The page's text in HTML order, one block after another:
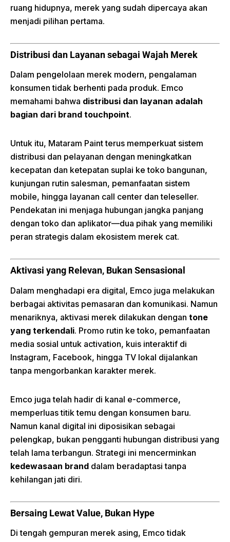
ruang hidupnya, merek yang sudah dipercaya akan
menjadi pilihan pertama.
Distribusi dan Layanan sebagai Wajah Merek
Dalam pengelolaan merek modern, pengalaman
konsumen tidak berhenti pada produk. Emco
memahami bahwa distribusi dan layanan adalah
bagian dari brand touchpoint.
Untuk itu, Mataram Paint terus memperkuat sistem
distribusi dan pelayanan dengan meningkatkan
kecepatan dan ketepatan suplai ke toko bangunan,
kunjungan rutin salesman, pemanfaatan sistem
mobile, hingga layanan call center dan teleseller.
Pendekatan ini menjaga hubungan jangka panjang
dengan toko dan aplikator—dua pihak yang memiliki
peran strategis dalam ekosistem merek cat.
Aktivasi yang Relevan, Bukan Sensasional
Dalam menghadapi era digital, Emco juga melakukan
berbagai aktivitas pemasaran dan komunikasi. Namun
menariknya, aktivasi merek dilakukan dengan tone
yang terkendali. Promo rutin ke toko, pemanfaatan
media sosial untuk activation, kuis interaktif di
Instagram, Facebook, hingga TV lokal dijalankan
tanpa mengorbankan karakter merek.
Emco juga telah hadir di kanal e-commerce,
memperluas titik temu dengan konsumen baru.
Namun kanal digital ini diposisikan sebagai
pelengkap, bukan pengganti hubungan distribusi yang
telah lama terbangun. Strategi ini mencerminkan
kedewasaan brand dalam beradaptasi tanpa
kehilangan jati diri.
Bersaing Lewat Value, Bukan Hype
Di tengah gempuran merek asing, Emco tidak